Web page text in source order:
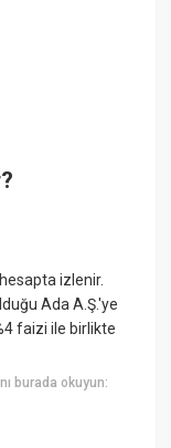
izlenir.
Ada A.Ş.'ye
faizi ile birlikte
burada okuyun: